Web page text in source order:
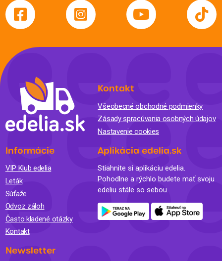
Kontakt
Všeobecné obchodné podmienky
Zásady spracúvania osobných údajov
Nastavenie cookies
Informácie
VIP Klub edelia
Leták
Súťaže
Odvoz záloh
Často kladené otázky
Kontakt
Aplikácia edelia.sk
Stiahnite si aplikáciu edelia.
Pohodlne a rýchlo budete mať svoju
edeliu stále so sebou.
Newsletter